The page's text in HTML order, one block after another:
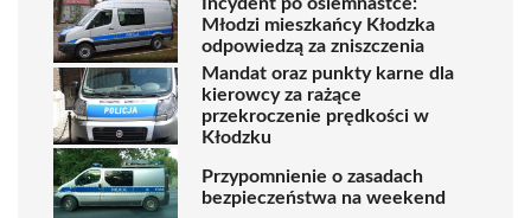
Młodzi mieszkańcy Kłodzka
odpowiedzą za zniszczenia
Mandat oraz punkty karne dla
kierowcy za rażące
przekroczenie prędkości w
Kłodzku
Przypomnienie o zasadach
bezpieczeństwa na weekend